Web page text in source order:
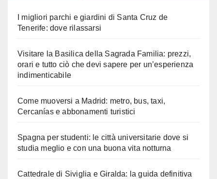
I migliori parchi e giardini di Santa Cruz de
Tenerife: dove rilassarsi
Visitare la Basilica della Sagrada Familia: prezzi,
orari e tutto ciò che devi sapere per un’esperienza
indimenticabile
Come muoversi a Madrid: metro, bus, taxi,
Cercanías e abbonamenti turistici
Spagna per studenti: le città universitarie dove si
studia meglio e con una buona vita notturna
Cattedrale di Siviglia e Giralda: la guida definitiva